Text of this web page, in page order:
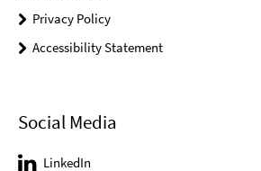
Privacy Policy
Accessibility Statement
Social Media
LinkedIn